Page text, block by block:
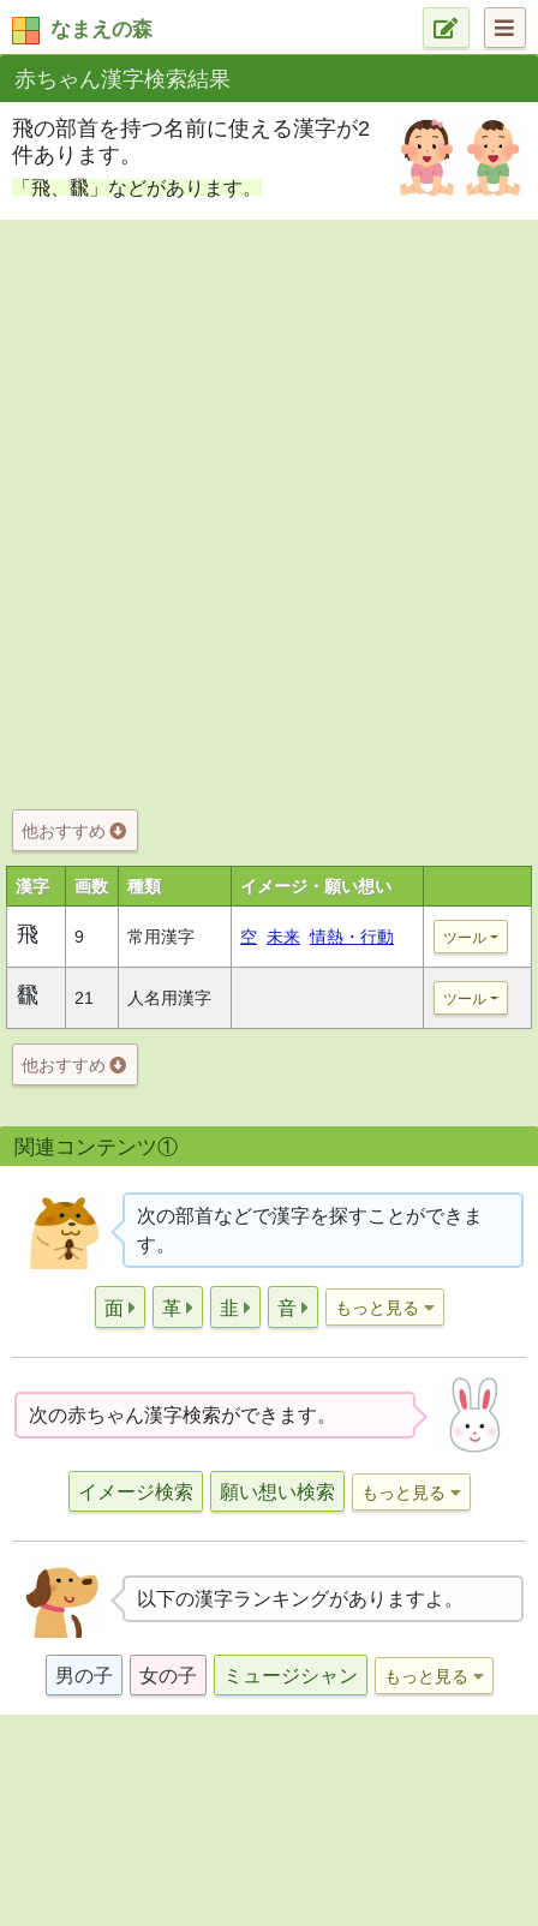
なまえの森
赤ちゃん漢字検索結果
飛の部首を持つ名前に使える漢字が2
件あります。
「飛、飜」などがあります。
他おすすめ
漢字 画数 種類 イメージ・願い想い
飛 9 常用漢字 空 未来 情熱・行動 ツール
飜 21 人名用漢字 ツール
他おすすめ
関連コンテンツ①
次の部首などで漢字を探すことができま
す。
面 革 韭 音 もっと見る
次の赤ちゃん漢字検索ができます。
イメージ検索 願い想い検索 もっと見る
以下の漢字ランキングがありますよ。
男の子 女の子 ミュージシャン もっと見る